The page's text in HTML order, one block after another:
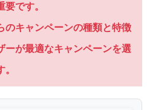
です。
のキャンペーンの種類と特徴
ーが最適なキャンペーンを選